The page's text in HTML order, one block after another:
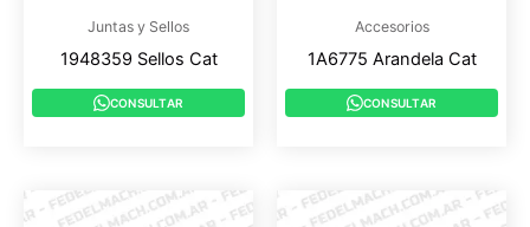
Juntas y Sellos
1948359 Sellos Cat
CONSULTAR
Accesorios
1A6775 Arandela Cat
CONSULTAR